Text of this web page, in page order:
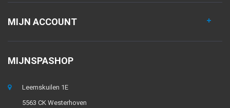
MIJN ACCOUNT
MIJNSPASHOP
Leemskuilen 1E
5563 CK Westerhoven